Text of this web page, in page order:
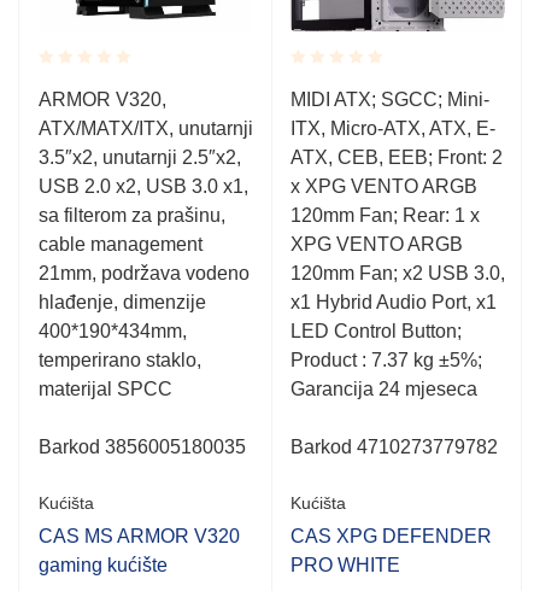
Rated
0.001
out
of
5
ARMOR V320,
ATX/MATX/ITX, unutarnji
3.5″x2, unutarnji 2.5″x2,
USB 2.0 x2, USB 3.0 x1,
sa filterom za prašinu,
cable management
21mm, podržava vodeno
hlađenje, dimenzije
400*190*434mm,
temperirano staklo,
materijal SPCC
Barkod 3856005180035
Kućišta
CAS MS ARMOR V320
gaming kućište
Rated
0.001
out
of
5
MIDI ATX; SGCC; Mini-
ITX, Micro-ATX, ATX, E-
ATX, CEB, EEB; Front: 2
x XPG VENTO ARGB
120mm Fan; Rear: 1 x
XPG VENTO ARGB
120mm Fan; x2 USB 3.0,
x1 Hybrid Audio Port, x1
LED Control Button;
Product : 7.37 kg ±5%;
Garancija 24 mjeseca
Barkod 4710273779782
Kućišta
CAS XPG DEFENDER
PRO WHITE